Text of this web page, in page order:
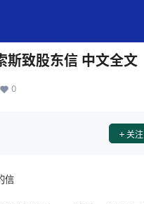
致股东信 中文全文
0
关注
信